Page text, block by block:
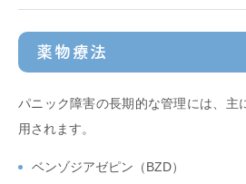
薬物療法
パニック障害の長期的な管理には、主
用されます。
ベンゾジアゼピン（BZD）